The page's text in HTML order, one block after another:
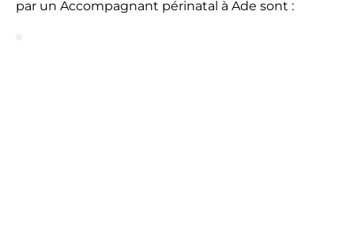
par un Accompagnant périnatal à Ade sont :